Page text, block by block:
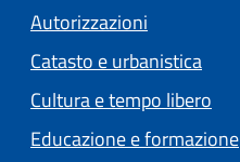
Autorizzazioni
Catasto e urbanistica
Cultura e tempo libero
Educazione e formazione